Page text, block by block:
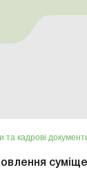
та кадрові